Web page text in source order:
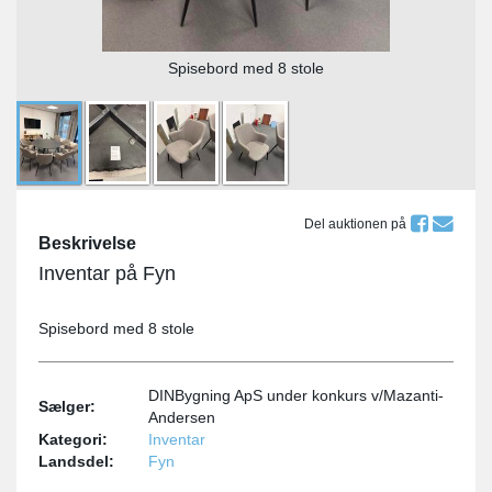
Spisebord med 8 stole
Del auktionen på
Beskrivelse
Inventar på Fyn
Spisebord med 8 stole
Sælger:
DINBygning ApS under konkurs v/Mazanti-
Andersen
Kategori:
Inventar
Landsdel:
Fyn